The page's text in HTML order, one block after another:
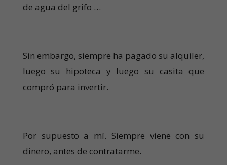
de agua del grifo …
Sin embargo, siempre ha pagado su alquiler,
luego su hipoteca y luego su casita que
compró para invertir.
Por supuesto a mí. Siempre viene con su
dinero, antes de contratarme.